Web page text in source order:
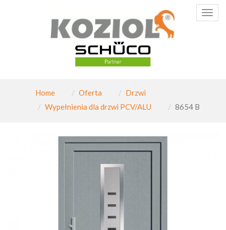
menu
Home Oferta
Drzwi
Wypełnienia dla drzwi PCV/ALU
8654 B